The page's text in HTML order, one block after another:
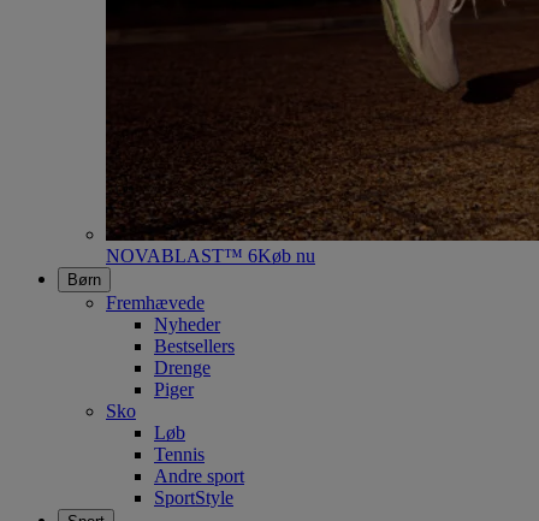
NOVABLAST™ 6Køb nu
Børn
Fremhævede
Nyheder
Bestsellers
Drenge
Piger
Sko
Løb
Tennis
Andre sport
SportStyle